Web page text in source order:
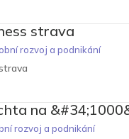
strava
rozvoj a podnikání
na
rozvoj a podnikání